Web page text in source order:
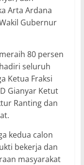
Arta Ardana
Gubernur
80 persen
seluruh
Ketua Fraksi
Gianyar Ketut
Ranting dan
kedua calon
bekerja dan
masyarakat